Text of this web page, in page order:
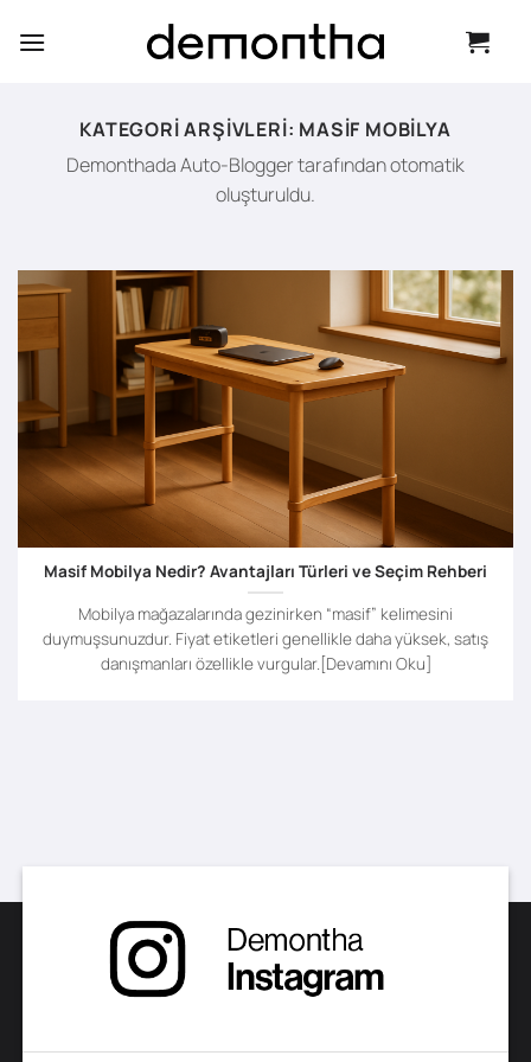
atla
KATEGORI ARŞIVLERI: MASIF MOBILYA
Demonthada Auto-Blogger tarafından otomatik
oluşturuldu.
Masif Mobilya Nedir? Avantajları Türleri ve Seçim Rehberi
Mobilya mağazalarında gezinirken “masif” kelimesini
duymuşsunuzdur. Fiyat etiketleri genellikle daha yüksek, satış
danışmanları özellikle vurgular.[Devamını Oku]